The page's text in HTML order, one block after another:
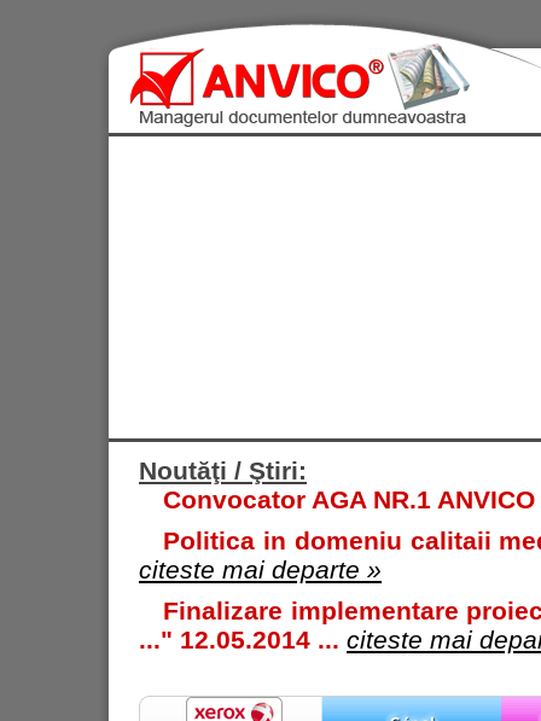
Noutăţi / Ştiri:
Convocator AGA NR.1
Politica in domeniu calitaii
citeste mai departe »
Finalizare implementare
..." 12.05.2014 ... citeste mai